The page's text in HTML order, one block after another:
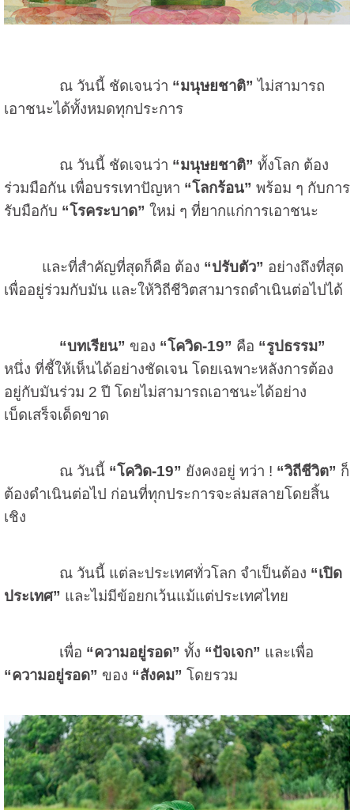
ณ วันนี้ ชัดเจนว่า “มนุษยชาติ” ไม่สามารถ
เอาชนะได้ทั้งหมดทุกประการ
ณ วันนี้ ชัดเจนว่า “มนุษยชาติ” ทั้งโลก ต้อง
ร่วมมือกัน เพื่อบรรเทาปัญหา “โลกร้อน” พร้อม ๆ กับการ
รับมือกับ “โรคระบาด” ใหม่ ๆ ที่ยากแก่การเอาชนะ
และที่สำคัญที่สุดก็คือ ต้อง “ปรับตัว” อย่างถึงที่สุด
เพื่ออยู่ร่วมกับมัน และให้วิถีชีวิตสามารถดำเนินต่อไปได้
“บทเรียน” ของ “โควิด-19” คือ “รูปธรรม”
หนึ่ง ที่ชี้ให้เห็นได้อย่างชัดเจน โดยเฉพาะหลังการต้อง
อยู่กับมันร่วม 2 ปี โดยไม่สามารถเอาชนะได้อย่าง
เบ็ดเสร็จเด็ดขาด
ณ วันนี้ “โควิด-19” ยังคงอยู่ ทว่า ! “วิถีชีวิต” ก็
ต้องดำเนินต่อไป ก่อนที่ทุกประการจะล่มสลายโดยสิ้น
เชิง
ณ วันนี้ แต่ละประเทศทั่วโลก จำเป็นต้อง “เปิด
ประเทศ” และไม่มีข้อยกเว้นแม้แต่ประเทศไทย
เพื่อ “ความอยู่รอด” ทั้ง “ปัจเจก” และเพื่อ
“ความอยู่รอด” ของ “สังคม” โดยรวม